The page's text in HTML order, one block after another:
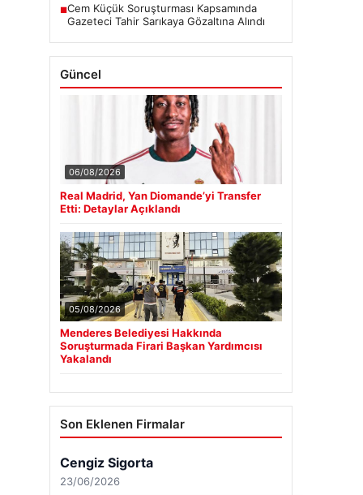
■Cem Küçük Soruşturması Kapsamında
Gazeteci Tahir Sarıkaya Gözaltına Alındı
Güncel
06/08/2026
Real Madrid, Yan Diomande’yi Transfer
Etti: Detaylar Açıklandı
05/08/2026
Menderes Belediyesi Hakkında
Soruşturmada Firari Başkan Yardımcısı
Yakalandı
Son Eklenen Firmalar
Cengiz Sigorta
23/06/2026